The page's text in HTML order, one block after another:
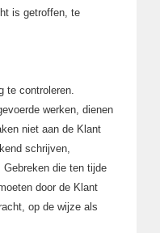
is getroffen, te
te controleren.
werken, dienen
niet aan de Klant
schrijven,
die ten tijde
door de Klant
op de wijze als